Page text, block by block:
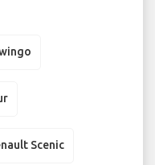
Scenic